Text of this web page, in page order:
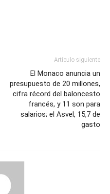
Artículo siguiente
El Monaco anuncia un
presupuesto de 20 millones,
cifra récord del baloncesto
francés, y 11 son para
salarios; el Asvel, 15,7 de
gasto